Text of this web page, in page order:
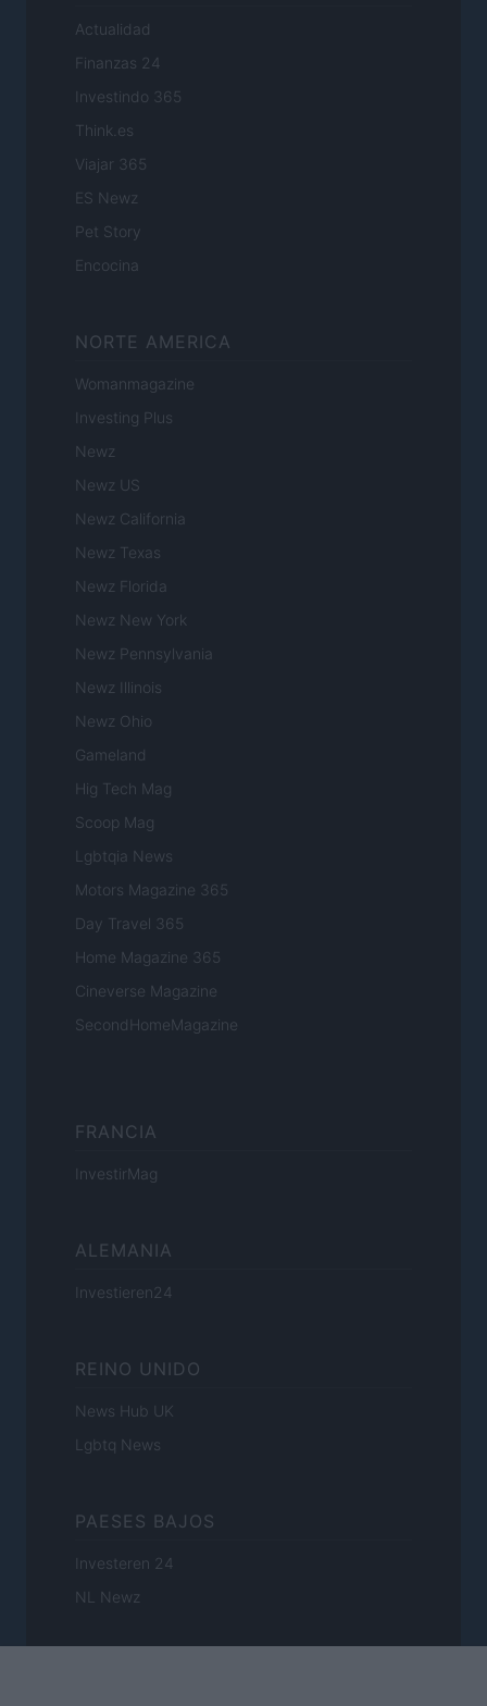
Actualidad
Finanzas 24
Investindo 365
Think.es
Viajar 365
ES Newz
Pet Story
Encocina
NORTE AMERICA
Womanmagazine
Investing Plus
Newz
Newz US
Newz California
Newz Texas
Newz Florida
Newz New York
Newz Pennsylvania
Newz Illinois
Newz Ohio
Gameland
Hig Tech Mag
Scoop Mag
Lgbtqia News
Motors Magazine 365
Day Travel 365
Home Magazine 365
Cineverse Magazine
SecondHomeMagazine
FRANCIA
InvestirMag
ALEMANIA
Investieren24
REINO UNIDO
News Hub UK
Lgbtq News
PAESES BAJOS
Investeren 24
NL Newz